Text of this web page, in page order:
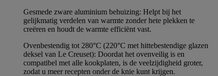
Gesmede zware aluminium behuizing: Helpt bij het
gelijkmatig verdelen van warmte zonder hete plekken te
creëren en houdt de warmte efficiënt vast.
Ovenbestendig tot 280°C (220°C met hittebestendige glazen
deksel van Le Creuset): Doordat het ovenveilig is en
compatibel met alle kookplaten, is de veelzijdigheid groter,
zodat u meer recepten onder de knie kunt krijgen.